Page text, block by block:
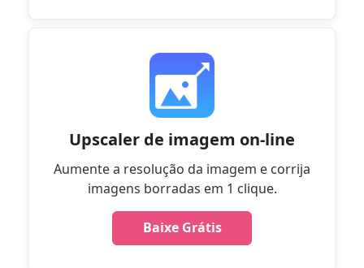
Upscaler de imagem on-line
Aumente a resolução da imagem e corrija
imagens borradas em 1 clique.
Baixe Grátis